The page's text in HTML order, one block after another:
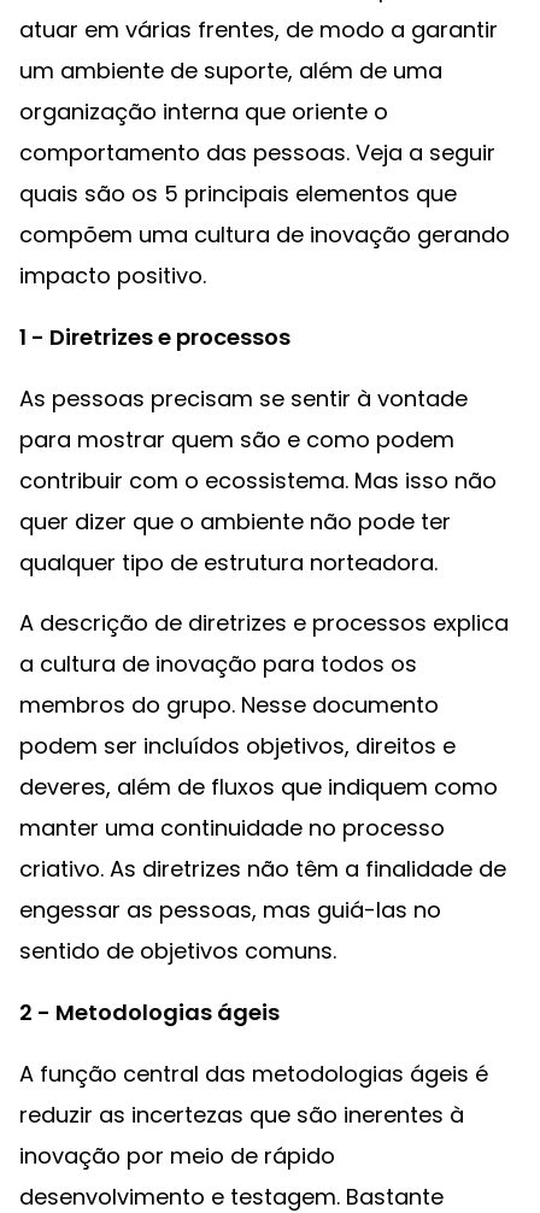
atuar em várias frentes, de modo a garantir
um ambiente de suporte, além de uma
organização interna que oriente o
comportamento das pessoas. Veja a seguir
quais são os 5 principais elementos que
compõem uma cultura de inovação gerando
impacto positivo.
1 - Diretrizes e processos
As pessoas precisam se sentir à vontade
para mostrar quem são e como podem
contribuir com o ecossistema. Mas isso não
quer dizer que o ambiente não pode ter
qualquer tipo de estrutura norteadora.
A descrição de diretrizes e processos explica
a cultura de inovação para todos os
membros do grupo. Nesse documento
podem ser incluídos objetivos, direitos e
deveres, além de fluxos que indiquem como
manter uma continuidade no processo
criativo. As diretrizes não têm a finalidade de
engessar as pessoas, mas guiá-las no
sentido de objetivos comuns.
2 - Metodologias ágeis
A função central das metodologias ágeis é
reduzir as incertezas que são inerentes à
inovação por meio de rápido
desenvolvimento e testagem. Bastante